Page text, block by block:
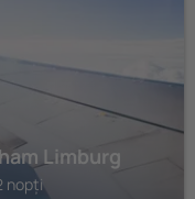
Limburg
nopți